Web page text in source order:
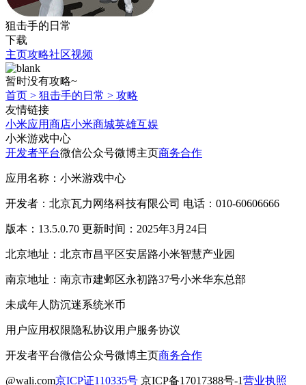
狙击手的日常
下载
主页攻略社区视频
暂时没有攻略~
首页 > 狙击手的日常 > 攻略
友情链接
小米应用商店小米商城英雄互娱
小米游戏中心
开发者平台微信公众号微博主页商务合作
应用名称：小米游戏中心
开发者：北京瓦力网络科技有限公司 电话：010-60606666
版本：13.5.0.70 更新时间：2025年3月24日
北京地址：北京市昌平区安居路小米智慧产业园
南京地址：南京市建邺区永初路37号小米华东总部
未成年人防沉迷系统米币
用户应用权限隐私协议用户服务协议
开发者平台微信公众号微博主页商务合作
@wali.com京ICP证110335号 京ICP备17017388号-1营业执照